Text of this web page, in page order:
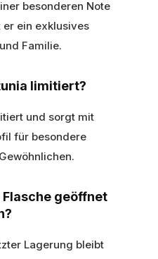
besonderen Note
er ein exklusives
Familie.
limitiert?
und sorgt mit
für besondere
geöffnet
Lagerung bleibt